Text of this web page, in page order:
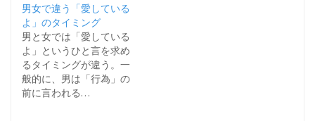
男女で違う「愛している
よ」のタイミング
男と女では「愛している
よ」というひと言を求め
るタイミングが違う。一
般的に、男は「行為」の
前に言われる…